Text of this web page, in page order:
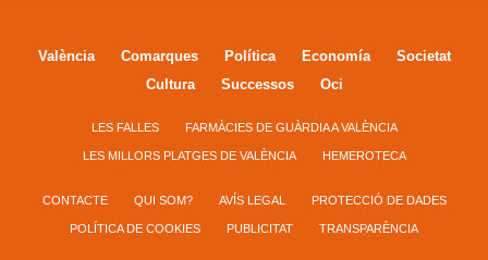
València Comarques Política Economía
Societat
Cultura
Successos Oci
LES FALLES FARMÀCIES DE GUÀRDIA A VALÈNCIA
LES MILLORS PLATGES DE VALÈNCIA HEMEROTECA
CONTACTE QUI SOM? AVÍS LEGAL PROTECCIÓ DE DADES
POLÍTICA DE COOKIES PUBLICITAT TRANSPARÈNCIA